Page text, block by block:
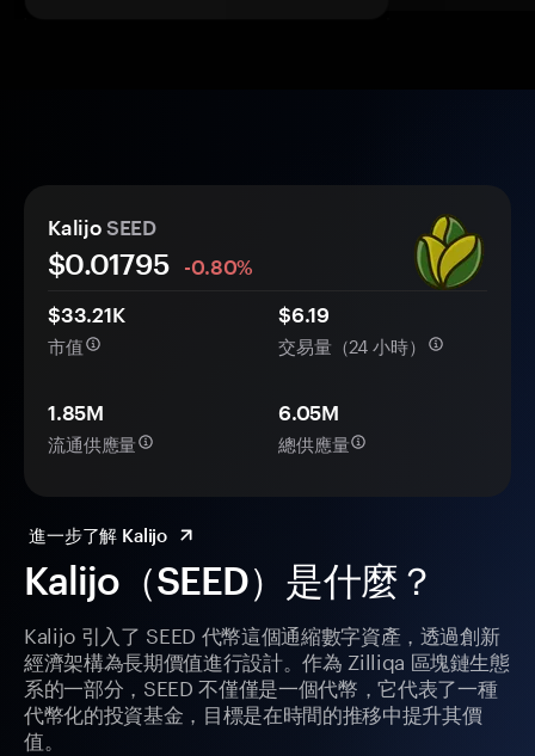
Kalijo（SEED）是什麼？
Kalijo 引入了 SEED 代幣這個通縮數字資產，透過創新
經濟架構為長期價值進行設計。作為 Zilliqa 區塊鏈生態
系的一部分，SEED 不僅僅是一個代幣，它代表了一種
代幣化的投資基金，目標是在時間的推移中提升其價
值。
Kalijo SEED
$0.01795
-0.80%
$33.21K
市值
$6.19
交易量（24 小時）
1.85M
流通供應量
6.05M
總供應量
進一步了解 Kalijo